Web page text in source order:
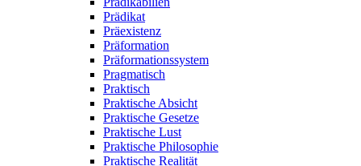
Prädikat
Präexistenz
Präformation
Präformationssystem
Pragmatisch
Praktisch
Praktische Absicht
Praktische Gesetze
Praktische Lust
Praktische Philosophie
Praktische Realität